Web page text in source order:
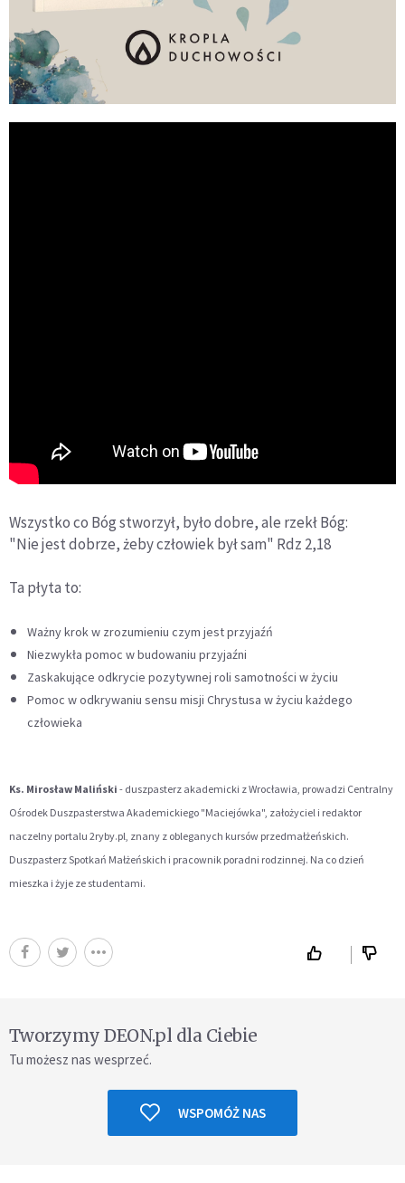
Wszystko co Bóg stworzył, było dobre, ale rzekł Bóg:
"Nie jest dobrze, żeby człowiek był sam" Rdz 2,18
Ta płyta to:
Ważny krok w zrozumieniu czym jest przyjaźń
Niezwykła pomoc w budowaniu przyjaźni
Zaskakujące odkrycie pozytywnej roli samotności w życiu
Pomoc w odkrywaniu sensu misji Chrystusa w życiu każdego
człowieka
Ks. Mirosław Maliński - duszpasterz akademicki z Wrocławia, prowadzi Centralny
Ośrodek Duszpasterstwa Akademickiego "Maciejówka", założyciel i redaktor
naczelny portalu 2ryby.pl, znany z obleganych kursów przedmałżeńskich.
Duszpasterz Spotkań Małżeńskich i pracownik poradni rodzinnej. Na co dzień
mieszka i żyje ze studentami.
Tworzymy DEON.pl dla Ciebie
Tu możesz nas wesprzeć.
WSPOMÓŻ NAS